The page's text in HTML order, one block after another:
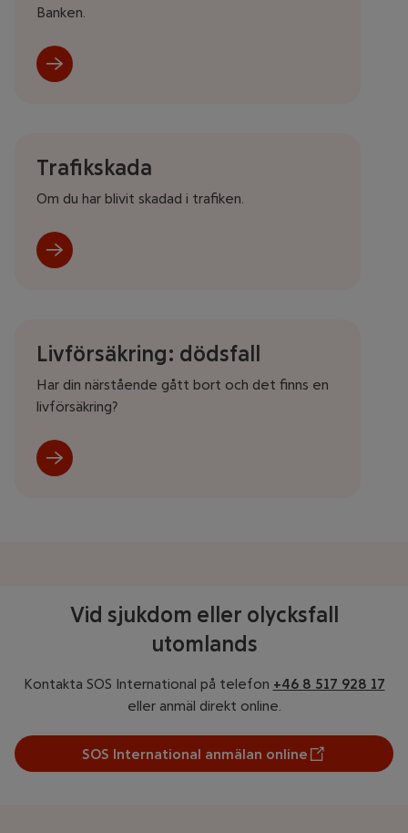
Banken.
Trafikskada
Om du har blivit skadad i trafiken.
Livförsäkring: dödsfall
Har din närstående gått bort och det finns en
livförsäkring?
Vid sjukdom eller olycksfall
utomlands
Kontakta SOS International på telefon +46 8 517 928 17
eller anmäl direkt online.
SOS International anmälan online
Öppnar annan webbplats